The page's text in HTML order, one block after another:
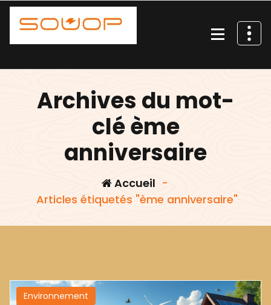
Aller
Archives du mot-
clé ème
anniversaire
Accueil -
Articles étiquetés "ème anniversaire"
Environnement